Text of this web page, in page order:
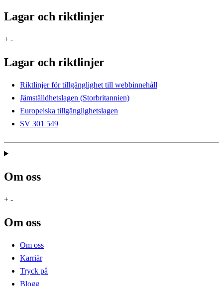
Lagar och riktlinjer
+ -
Lagar och riktlinjer
Riktlinjer för tillgänglighet till webbinnehåll
Jämställdhetslagen (Storbritannien)
Europeiska tillgänglighetslagen
SV 301 549
Om oss
+ -
Om oss
Om oss
Karriär
Tryck på
Blogg